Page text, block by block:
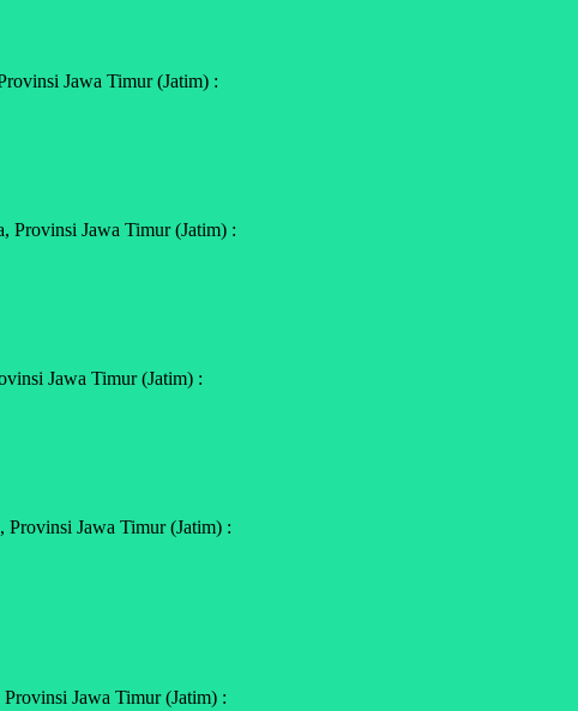
Jawa Timur (Jatim) :
Provinsi Jawa Timur (Jatim) :
Jawa Timur (Jatim) :
Provinsi Jawa Timur (Jatim) :
Jawa Timur (Jatim) :